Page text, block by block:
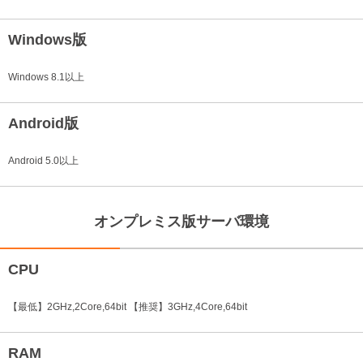
Windows版
Windows 8.1以上
Android版
Android 5.0以上
オンプレミス版サーバ環境
CPU
【最低】2GHz,2Core,64bit 【推奨】3GHz,4Core,64bit
RAM